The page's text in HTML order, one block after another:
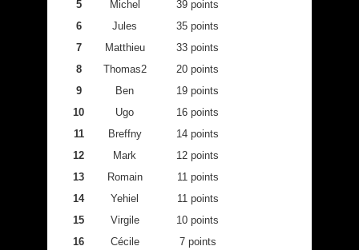
5
Michel
39 points
6
Jules
35 points
7
Matthieu
33 points
8
Thomas2
20 points
9
Ben
19 points
10
Ugo
16 points
11
Breffny
14 points
12
Mark
12 points
13
Romain
11 points
14
Yehiel
11 points
15
Virgile
10 points
16
Cécile
7 points